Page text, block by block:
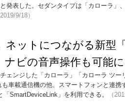
発表した。セダンタイプは「カローラ」
2019/9/18）
ネットにつながる新型
ビの音声操作も可能に
ェンジした「カローラ」「カローラ ツ
車載通信機の他、スマートフォンと連
SmartDeviceLink」を利用できる。
（